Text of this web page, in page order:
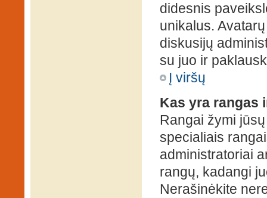
didesnis
unikalus.
diskusijų
su juo ir
Į viršų
Kas yra rangas
Rangai žymi
specialiais
administratoriai
rangų, kadangi
Nerašinėkite